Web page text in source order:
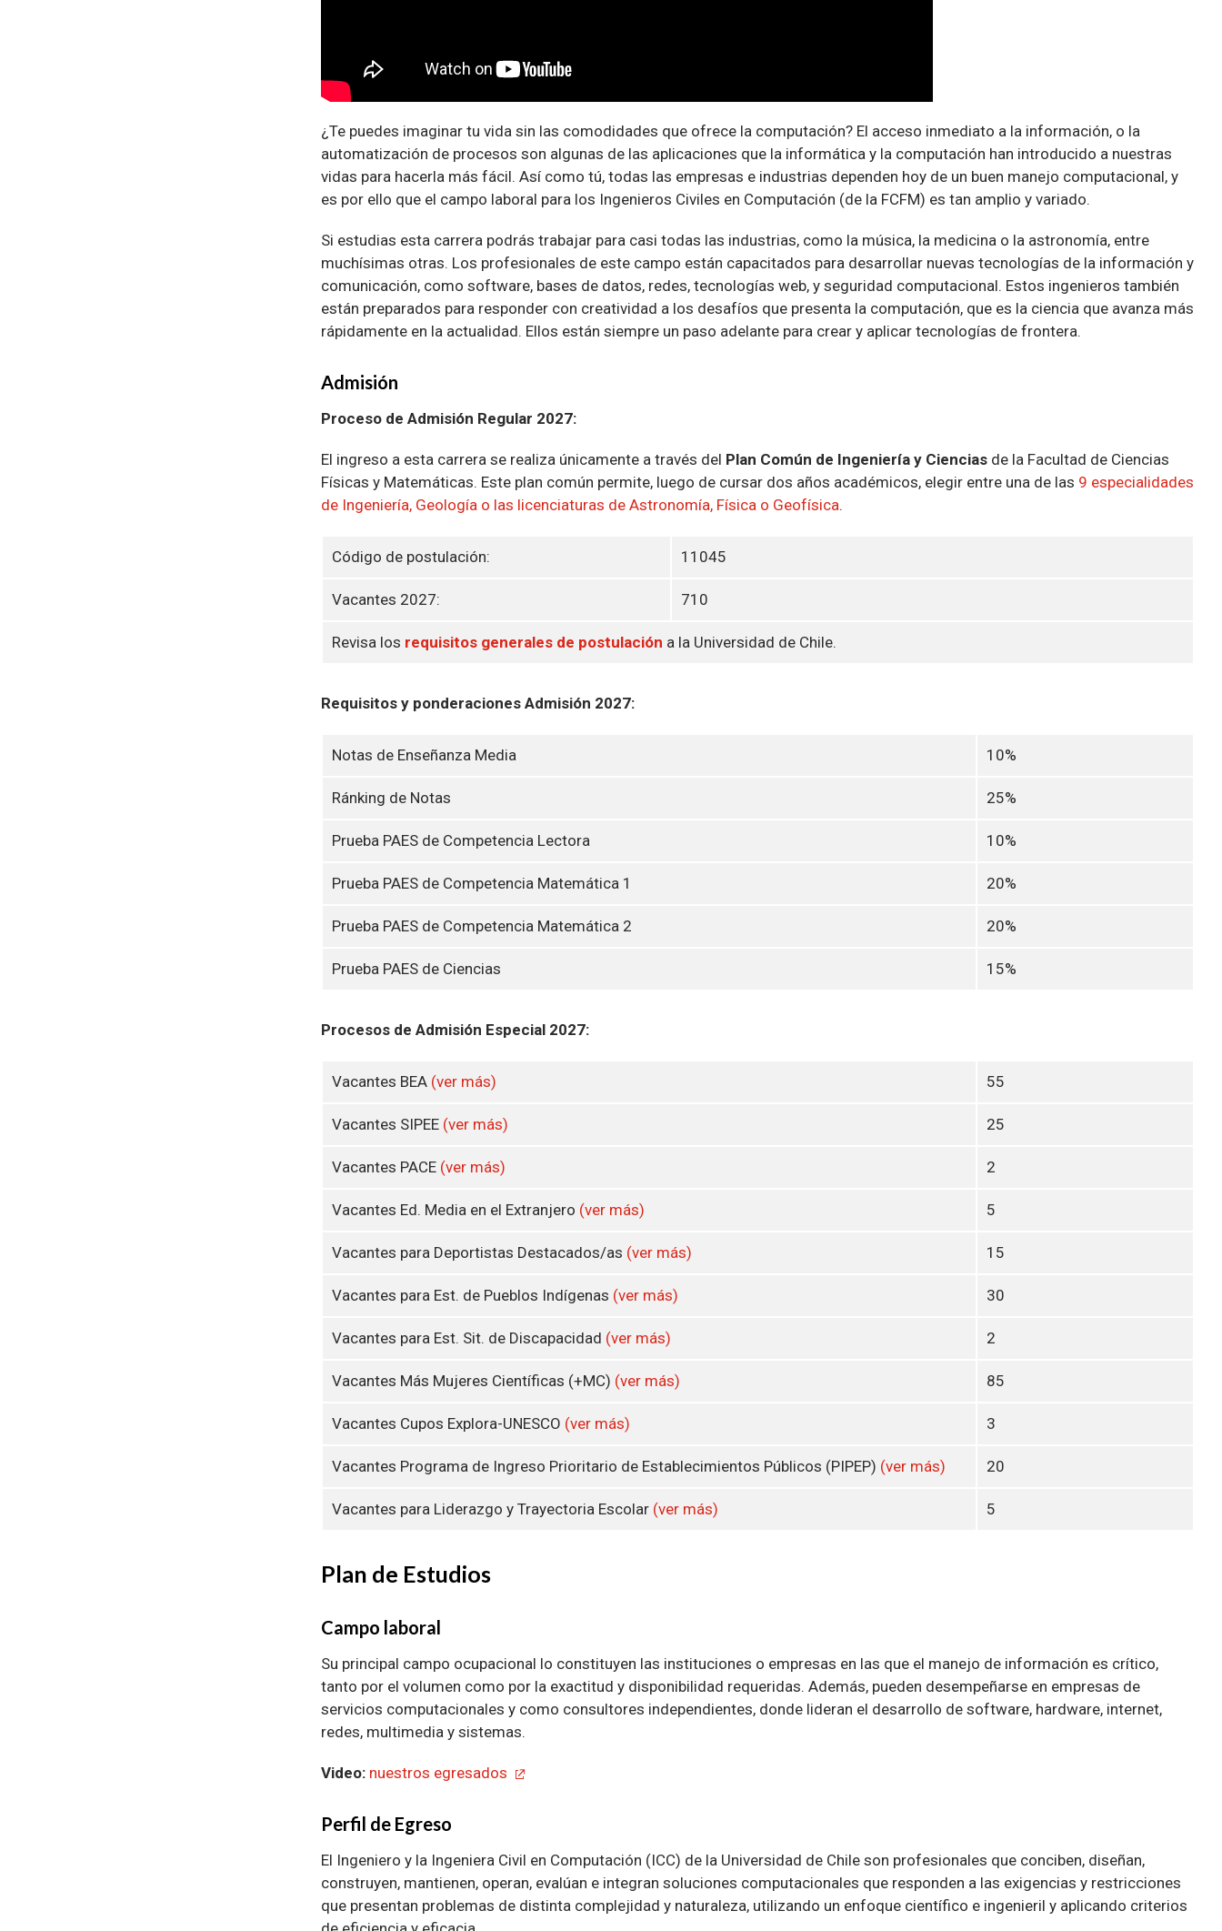
¿Te puedes imaginar tu vida sin las comodidades que ofrece la computación? El acceso inmediato a la información, o la
automatización de procesos son algunas de las aplicaciones que la informática y la computación han introducido a nuestras
vidas para hacerla más fácil. Así como tú, todas las empresas e industrias dependen hoy de un buen manejo computacional, y
es por ello que el campo laboral para los Ingenieros Civiles en Computación (de la FCFM) es tan amplio y variado.
Si estudias esta carrera podrás trabajar para casi todas las industrias, como la música, la medicina o la astronomía, entre
muchísimas otras. Los profesionales de este campo están capacitados para desarrollar nuevas tecnologías de la información y
comunicación, como software, bases de datos, redes, tecnologías web, y seguridad computacional. Estos ingenieros también
están preparados para responder con creatividad a los desafíos que presenta la computación, que es la ciencia que avanza más
rápidamente en la actualidad. Ellos están siempre un paso adelante para crear y aplicar tecnologías de frontera.
Admisión
Proceso de Admisión Regular 2027:
El ingreso a esta carrera se realiza únicamente a través del Plan Común de Ingeniería y Cienciasde la Facultad de Ciencias
Físicas y Matemáticas. Este plan común permite, luego de cursar dos años académicos, elegir entre una de las 9 especialidades
de Ingeniería, Geología o las licenciaturas de Astronomía, Física o Geofísica.
Código de postulación: 11045
Vacantes 2027: 710
Revisa los requisitos generales de postulación a la Universidad de Chile.
Requisitos y ponderaciones Admisión 2027:
Notas de Enseñanza Media 10%
Ránking de Notas 25%
Prueba PAES de Competencia Lectora 10%
Prueba PAES de Competencia Matemática 1 20%
Prueba PAES de Competencia Matemática 2 20%
Prueba PAES de Ciencias 15%
Procesos de Admisión Especial 2027:
Vacantes BEA (ver más) 55
Vacantes SIPEE (ver más) 25
Vacantes PACE (ver más) 2
Vacantes Ed. Media en el Extranjero (ver más) 5
Vacantes para Deportistas Destacados/as (ver más) 15
Vacantes para Est. de Pueblos Indígenas (ver más) 30
Vacantes para Est. Sit. de Discapacidad (ver más) 2
Vacantes Más Mujeres Científicas (+MC) (ver más) 85
Vacantes Cupos Explora-UNESCO (ver más) 3
Vacantes Programa de Ingreso Prioritario de Establecimientos Públicos (PIPEP) (ver más) 20
Vacantes para Liderazgo y Trayectoria Escolar (ver más) 5
Plan de Estudios
Campo laboral
Su principal campo ocupacional lo constituyen las instituciones o empresas en las que el manejo de información es crítico,
tanto por el volumen como por la exactitud y disponibilidad requeridas. Además, pueden desempeñarse en empresas de
servicios computacionales y como consultores independientes, donde lideran el desarrollo de software, hardware, internet,
redes, multimedia y sistemas.
Video: nuestros egresados
Perfil de Egreso
El Ingeniero y la Ingeniera Civil en Computación (ICC) de la Universidad de Chile son profesionales que conciben, diseñan,
construyen, mantienen, operan, evalúan e integran soluciones computacionales que responden a las exigencias y restricciones
que presentan problemas de distinta complejidad y naturaleza, utilizando un enfoque científico e ingenieril y aplicando criterios